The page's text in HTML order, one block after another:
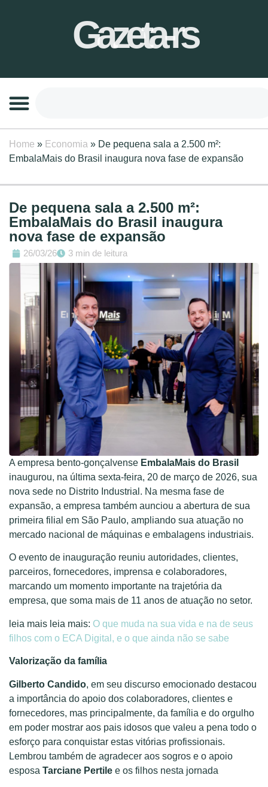
Gazeta-rs
Home » Economia » De pequena sala a 2.500 m²:
EmbalaMais do Brasil inaugura nova fase de expansão
De pequena sala a 2.500 m²:
EmbalaMais do Brasil inaugura
nova fase de expansão
26/03/26 3 min de leitura
A empresa bento-gonçalvense EmbalaMais do Brasil
inaugurou, na última sexta-feira, 20 de março de 2026, sua
nova sede no Distrito Industrial. Na mesma fase de
expansão, a empresa também aunciou a abertura de sua
primeira filial em São Paulo, ampliando sua atuação no
mercado nacional de máquinas e embalagens industriais.
O evento de inauguração reuniu autoridades, clientes,
parceiros, fornecedores, imprensa e colaboradores,
marcando um momento importante na trajetória da
empresa, que soma mais de 11 anos de atuação no setor.
leia mais leia mais: O que muda na sua vida e na de seus
filhos com o ECA Digital, e o que ainda não se sabe
Valorização da família
Gilberto Candido, em seu discurso emocionado destacou
a importância do apoio dos colaboradores, clientes e
fornecedores, mas principalmente, da família e do orgulho
em poder mostrar aos pais idosos que valeu a pena todo o
esforço para conquistar estas vitórias profissionais.
Lembrou também de agradecer aos sogros e o apoio
esposa Tarciane Pertile e os filhos nesta jornada